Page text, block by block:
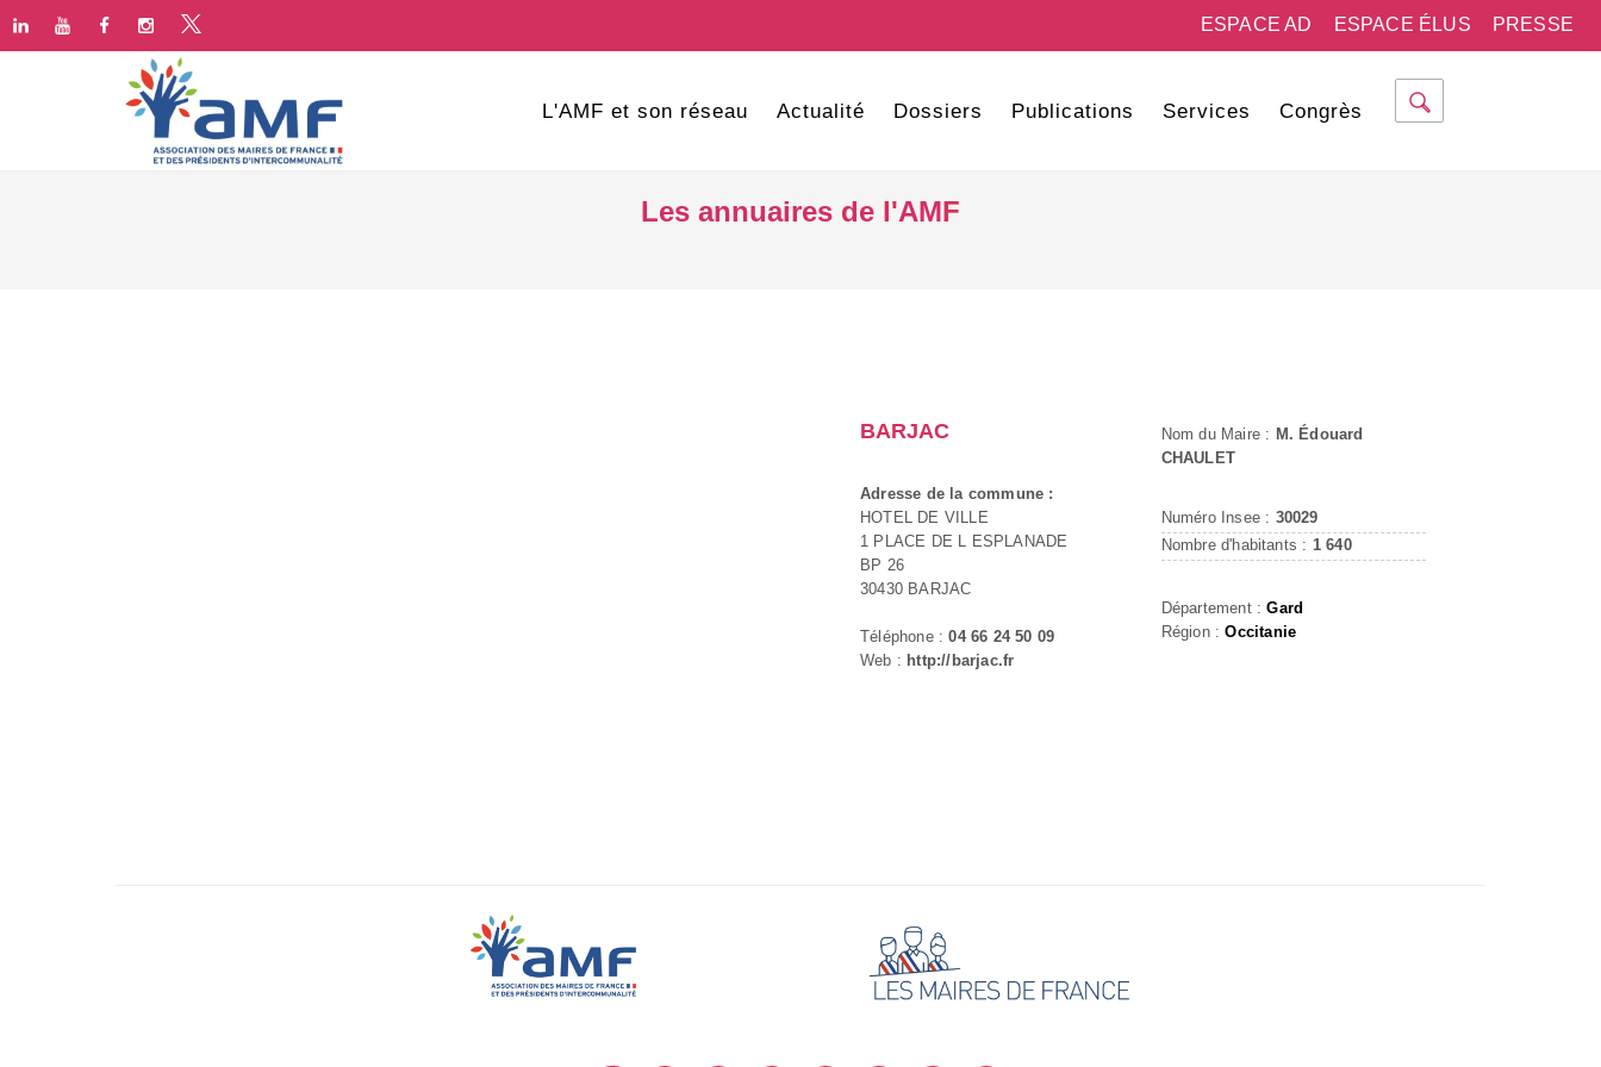
PRESSE
ESPACE ÉLUS
ESPACE AD
L'AMF et son réseau Actualité Dossiers Publications Services Congrès
Les annuaires de l'AMF
BARJAC
Adresse de la commune :
HOTEL DE VILLE
1 PLACE DE L ESPLANADE
BP 26
30430 BARJAC
Téléphone :04 66 24 50 09
Web : http://barjac.fr
Nom du Maire : M. Édouard
CHAULET
Numéro Insee : 30029
Nombre d'habitants : 1 640
Département :Gard
Région :Occitanie